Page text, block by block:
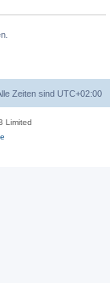
Zeiten sind UTC+02:00
Limited